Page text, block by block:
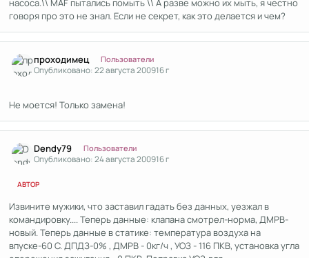
насоса.\\ MAF пытались помыть \\ А разве можно их мыть, я честно
говоря про это не знал. Если не секрет, как это делается и чем?
проходимец Пользователи
Опубликовано:22 августа 200916 г
Не моется! Только замена!
Dendy79 Пользователи
Опубликовано:24 августа 200916 г
АВТОР
Извините мужики, что заставил гадать без данных, уезжал в
командировку.... Теперь данные: клапана смотрел-норма, ДМРВ-
новый. Теперь данные в статике: температура воздуха на
впуске-60 С. ДПДЗ-0% , ДМРВ - 0кг/ч , УОЗ - 116 ПКВ, установка угла